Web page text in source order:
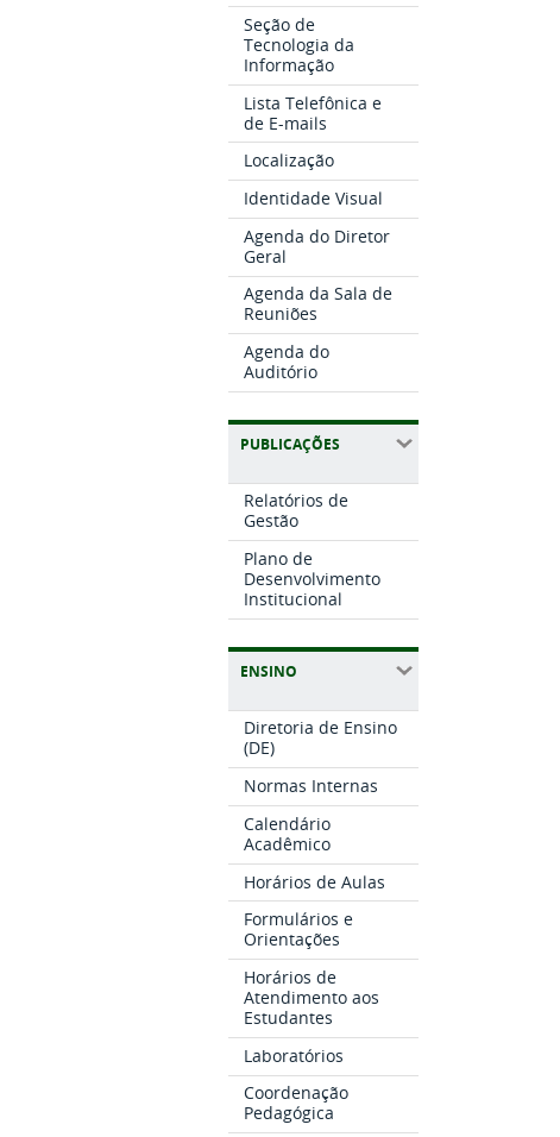
Seção de
Tecnologia da
Informação
Lista Telefônica e
de E-mails
Localização
Identidade Visual
Agenda do Diretor
Geral
Agenda da Sala de
Reuniões
Agenda do
Auditório
PUBLICAÇÕES
Relatórios de
Gestão
Plano de
Desenvolvimento
Institucional
ENSINO
Diretoria de Ensino
(DE)
Normas Internas
Calendário
Acadêmico
Horários de Aulas
Formulários e
Orientações
Horários de
Atendimento aos
Estudantes
Laboratórios
Coordenação
Pedagógica